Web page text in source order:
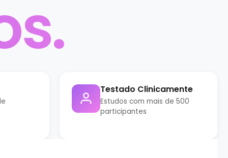
Testado Clinicamente
Estudos com mais de 500
participantes